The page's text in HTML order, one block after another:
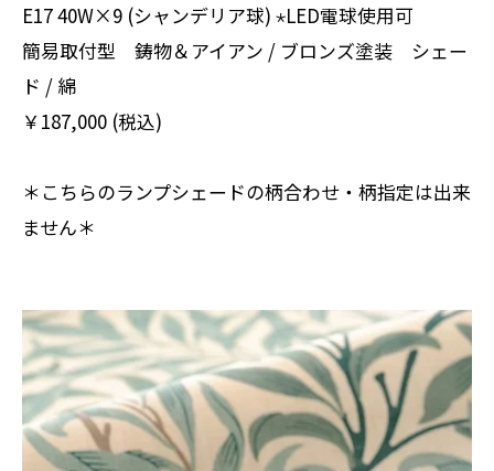
E17 40W×9 (シャンデリア球) ⋆LED電球使用可
簡易取付型 鋳物＆アイアン / ブロンズ塗装 シェー
ド / 綿
￥187,000 (税込)
＊こちらのランプシェードの柄合わせ・柄指定は出来
ません＊